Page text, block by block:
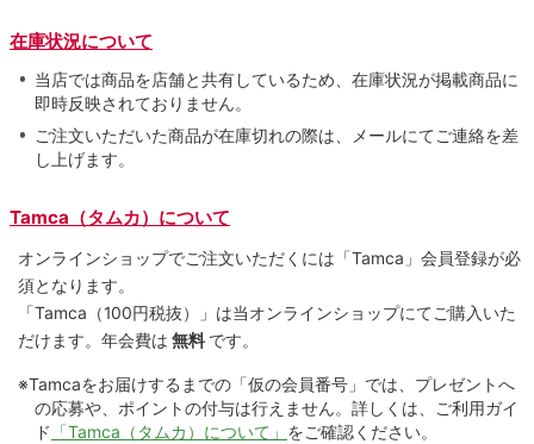
在庫状況について
当店では商品を店舗と共有しているため、在庫状況が掲載商品に
即時反映されておりません。
ご注文いただいた商品が在庫切れの際は、メールにてご連絡を差
し上げます。
Tamca（タムカ）について
オンラインショップでご注⽂いただくには「Tamca」会員登録が必
須となります。
「Tamca （100円税抜）
」は当オンラインショップにてご購⼊いた
だけます。 年会費は 無料 です。
※Tamcaをお届けするまでの「仮の会員番号」では、プレゼントへ
の応募や、ポイントの付与は⾏えません。詳しくは、ご利⽤ガイ
ド 「Tamca（タムカ）について」 をご確認ください。